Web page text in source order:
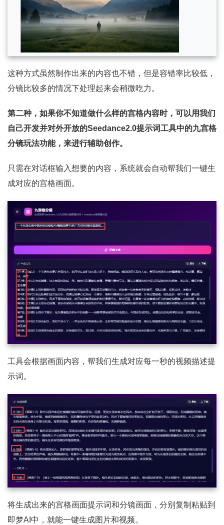
这种方式虽然制作出来的内容也不错，但是容错率比较低，
分镜比较多的情况下处理起来会稍微吃力。
第二种，如果你不知道做什么样的宫格内容时，可以用我们
自己开发并对外开放的Seedance2.0提示词工具中的九宫格
分镜玩法功能，来进行辅助创作。
只需在对话框输入想要的内容，系统就会自动帮我们一键生
成对应的宫格画面。
工具会根据画面内容，帮我们生成对应每一秒的视频描述提
示词。
将生成出来的宫格画面提示词和分镜画面，分别复制粘贴到
即梦AI中，就能一键生成图片和视频。